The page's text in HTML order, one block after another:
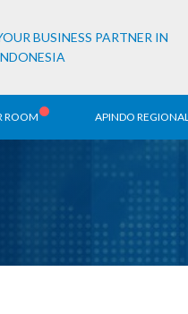
BUSINESS PARTNER IN
ROOM APINDO